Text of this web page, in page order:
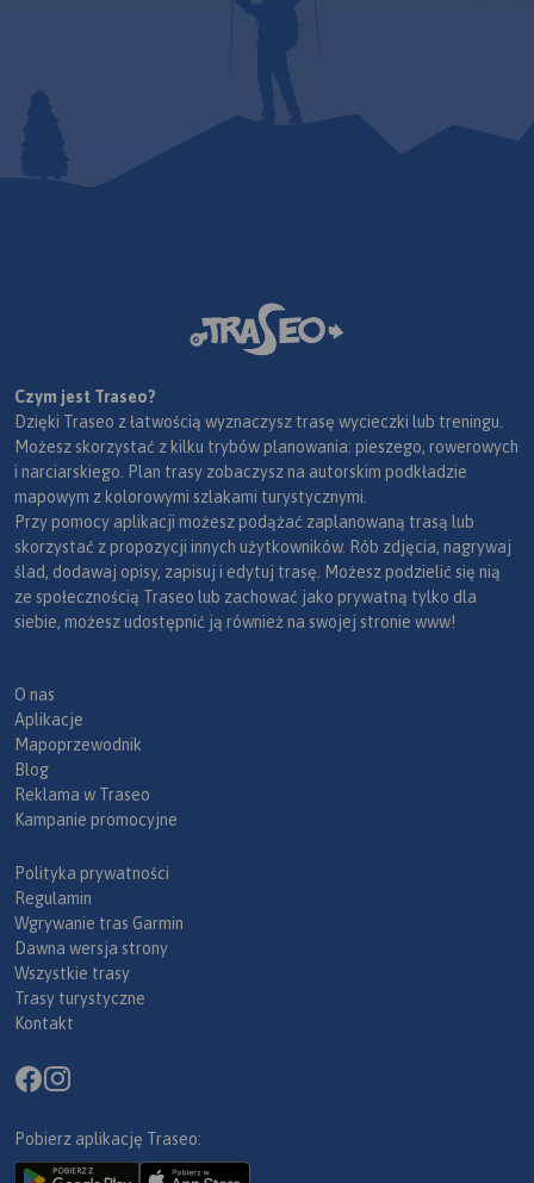
Czym jest Traseo?
Dzięki Traseo z łatwością wyznaczysz trasę wycieczki lub treningu.
Możesz skorzystać z kilku trybów planowania: pieszego, rowerowych
i narciarskiego. Plan trasy zobaczysz na autorskim podkładzie
mapowym z kolorowymi szlakami turystycznymi.
Przy pomocy aplikacji możesz podążać zaplanowaną trasą lub
skorzystać z propozycji innych użytkowników. Rób zdjęcia, nagrywaj
ślad, dodawaj opisy, zapisuj i edytuj trasę. Możesz podzielić się nią
ze społecznością Traseo lub zachować jako prywatną tylko dla
siebie, możesz udostępnić ją również na swojej stronie www!
O nas
Aplikacje
Mapoprzewodnik
Blog
Reklama w Traseo
Kampanie promocyjne
Polityka prywatności
Regulamin
Wgrywanie tras Garmin
Dawna wersja strony
Wszystkie trasy
Trasy turystyczne
Kontakt
Pobierz aplikację Traseo: